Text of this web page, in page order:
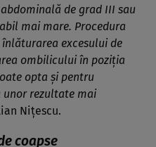
de grad III sau
mai mare. Procedura
excesului de
ombilicului în poziția
opta și pentru
rezultate mai
Nițescu.
coapse